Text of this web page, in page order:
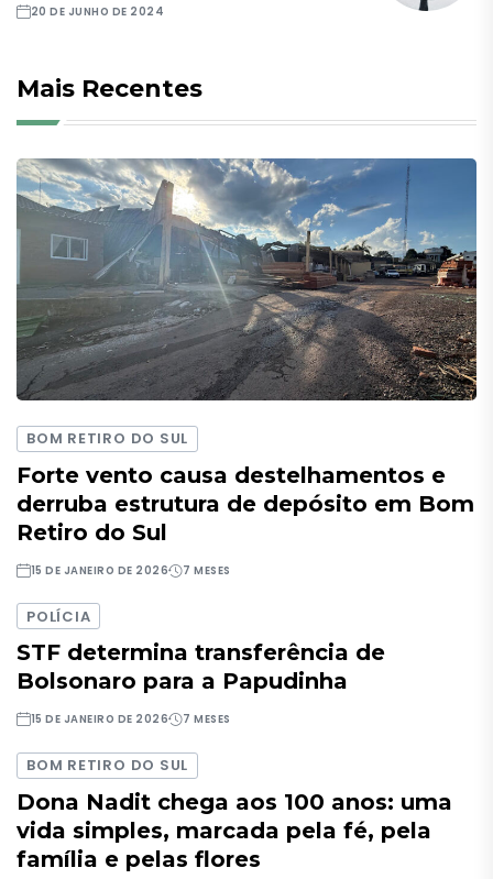
20 DE JUNHO DE 2024
Mais Recentes
BOM RETIRO DO SUL
Forte vento causa destelhamentos e
derruba estrutura de depósito em Bom
Retiro do Sul
15 DE JANEIRO DE 2026 7 MESES
POLÍCIA
STF determina transferência de
Bolsonaro para a Papudinha
15 DE JANEIRO DE 2026 7 MESES
BOM RETIRO DO SUL
Dona Nadit chega aos 100 anos: uma
vida simples, marcada pela fé, pela
família e pelas flores